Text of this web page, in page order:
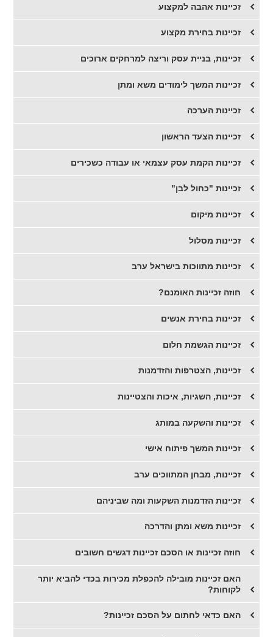
זכיינות אהבה למקצוע
זכיינות בחירת מקצוע
זכיינות, בניית עסק וריצה למרחקים ארוכים
זכיינות המשך לימודים משא ומתן
זכיינות הערכה
זכיינות הצעד הראשון
זכיינות הקמת עסק עצמאי או עבודה כשכירים
זכיינות "כחול לבן"
זכיינות מיקום
זכיינות מסלול
זכיינות מתווכות בישראל ערב
חוזה זכיינות האומנם?
זכיינות בחירת אנשים
זכיינות הגשמת חלום
זכיינות, הצטרפות והזדמנות
זכיינות, השגיות, איכות והצטיינות
זכיינות והשקעה במותג
זכיינות המשך פיתוח אישי
זכיינות, מבחן המתווכים ערב
זכיינות הזדמנות השקעות ומה שביניהם
זכיינות משא ומתן והדרכה
חוזה זכיינות או הסכם זכיינות דגשים חשובים
​האם זכיינות מובילה להכפלת מכירות בכדי להביא יותר
לקוחות?
האם כדאי לחתום על הסכם זכיינות?